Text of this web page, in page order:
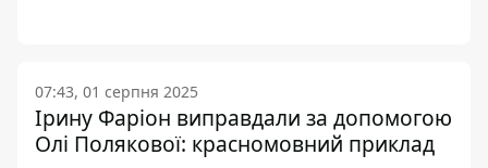
07:43, 01 серпня 2025
Ірину Фаріон виправдали за допомогою
Олі Полякової: красномовний приклад